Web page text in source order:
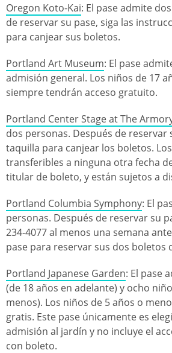
Oregon Koto-Kai: El pase admite
de reservar su pase, siga las
para canjear sus boletos.
Portland Art Museum: El pase
admisión general. Los niños de 17
siempre tendrán acceso gratuito.
Portland Center Stage at The
dos personas. Después de reservar
taquilla para canjear los boletos.
transferibles a ninguna otra fecha
titular de boleto, y están sujetos a
Portland Columbia Symphony: El
personas. Después de reservar su
234-4077 al menos una semana
pase para reservar sus dos boletos
Portland Japanese Garden: El pase
(de 18 años en adelante) y ocho
menos). Los niños de 5 años o
gratis. Este pase únicamente es
admisión al jardín y no incluye el
con boleto.